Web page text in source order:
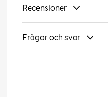
Recensioner
Frågor och svar